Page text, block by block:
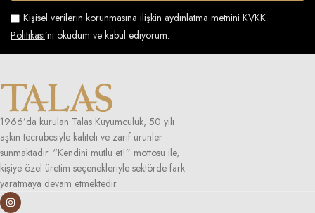
Kişisel verilerin korunmasına ilişkin aydınlatma metnini KVKK
Politikası’nı okudum ve kabul ediyorum.
1966’da kurulan Talas Kuyumculuk, 50 yılı
aşkın tecrübesiyle kaliteli ve zarif ürünler
sunmaktadır. “Kendini mutlu et!” mottosu ile,
kişiye özel üretim seçenekleriyle sektörde fark
yaratmaya devam etmektedir.